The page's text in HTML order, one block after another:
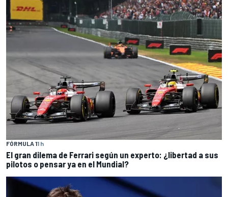
FÓRMULA 11 h
El gran dilema de Ferrari según un experto: ¿libertad a sus
pilotos o pensar ya en el Mundial?